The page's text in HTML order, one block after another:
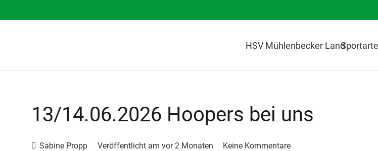
HSV Mühlenbecker Land
13/14.06.2026 Hoopers bei uns
Sabine Propp Veröffentlicht am vor 2 Monaten Keine Kommentare